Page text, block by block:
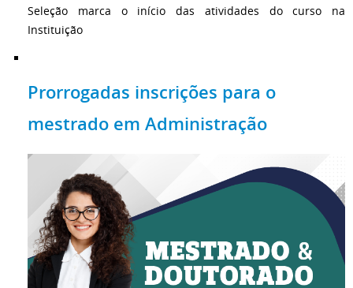
Seleção marca o início das atividades do curso na
Instituição
Prorrogadas inscrições para o
mestrado em Administração